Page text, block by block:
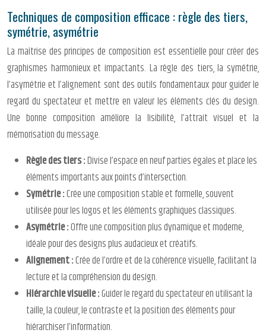
Techniques de composition efficace : règle des tiers,
symétrie, asymétrie
La maîtrise des principes de composition est essentielle pour créer des
graphismes harmonieux et impactants. La règle des tiers, la symétrie,
l’asymétrie et l’alignement sont des outils fondamentaux pour guider le
regard du spectateur et mettre en valeur les éléments clés du design.
Une bonne composition améliore la lisibilité, l’attrait visuel et la
mémorisation du message.
Règle des tiers :Divise l’espace en neuf parties égales et place les
éléments importants aux points d’intersection.
Symétrie :Crée une composition stable et formelle, souvent
utilisée pour les logos et les éléments graphiques classiques.
Asymétrie :Offre une composition plus dynamique et moderne,
idéale pour des designs plus audacieux et créatifs.
Alignement :Crée de l’ordre et de la cohérence visuelle, facilitant la
lecture et la compréhension du design.
Hiérarchie visuelle :Guider le regard du spectateur en utilisant la
taille, la couleur, le contraste et la position des éléments pour
hiérarchiser l’information.